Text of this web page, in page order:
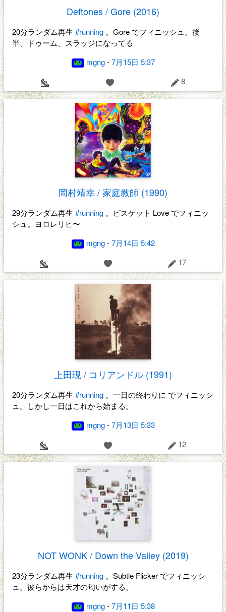
Deftones / Gore (2016)
20分ランダム再生 #running 。Gore でフィニッシュ。後
半、ドゥーム、スラッジになってる
mgng-7月15日 5:37
8
岡村靖幸 / 家庭教師 (1990)
29分ランダム再生 #running 。ビスケット Love でフィニッ
シュ。ヨロレリヒ〜
mgng-7月14日 5:42
17
上田現 / コリアンドル (1991)
20分ランダム再生 #running 。一日の終わりに でフィニッシ
ュ。しかし一日はこれから始まる。
mgng-7月13日 5:33
12
NOT WONK / Down the Valley (2019)
23分ランダム再生 #running 。Subtle Flicker でフィニッシ
ュ。彼らからは天才の匂いがする。
mgng-7月11日 5:38